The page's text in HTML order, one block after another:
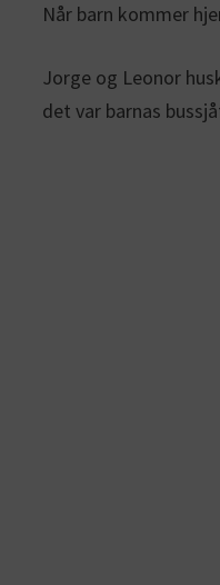
Når barn kommer
Jorge og Leonor
det var barnas